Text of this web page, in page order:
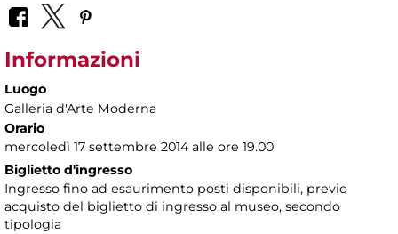
Informazioni
Luogo
Galleria d'Arte Moderna
Orario
mercoledì 17 settembre 2014 alle ore 19.00
Biglietto d'ingresso
Ingresso fino ad esaurimento posti disponibili, previo
acquisto del biglietto di ingresso al museo, secondo
tipologia